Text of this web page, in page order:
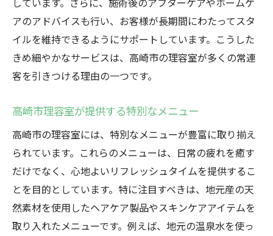
アのアドバイスも行い、お客様が長期間にわたってスタ
イルを維持できるようにサポートしています。こうした
きめ細やかなサービスは、高崎市の理容室が多くの常連
客を引きつける理由の一つです。
高崎市理容室が提供する特別なメニュー
高崎市の理容室には、特別なメニューが豊富に取り揃え
られています。これらのメニューは、日常の疲れを癒す
だけでなく、心地よいリフレッシュタイムを提供するこ
とを目的としています。特に注目すべきは、地元産の天
然素材を使用したヘアケア製品やスキンケアアイテムを
取り入れたメニューです。例えば、地元の温泉水を使っ